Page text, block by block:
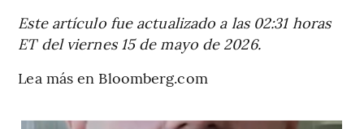
Este artículo fue actualizado a las 02:31 horas
ET del viernes 15 de mayo de 2026.
Lea más en Bloomberg.com